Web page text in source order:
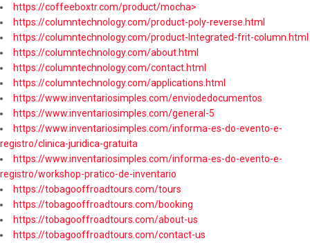
https://coffeeboxtr.com/product/mocha>
https://columntechnology.com/product-poly-reverse.html
https://columntechnology.com/product-Integrated-frit-column.html
https://columntechnology.com/about.html
https://columntechnology.com/contact.html
https://columntechnology.com/applications.html
https://www.inventariosimples.com/enviodedocumentos
https://www.inventariosimples.com/general-5
https://www.inventariosimples.com/informa-es-do-evento-e-
registro/clinica-juridica-gratuita
https://www.inventariosimples.com/informa-es-do-evento-e-
registro/workshop-pratico-de-inventario
https://tobagooffroadtours.com/tours
https://tobagooffroadtours.com/booking
https://tobagooffroadtours.com/about-us
https://tobagooffroadtours.com/contact-us